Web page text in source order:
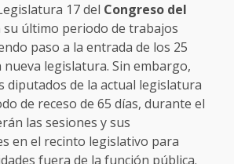
17 del Congreso del
su último periodo de trabajos
paso a la entrada de los 25
legislatura. Sin embargo,
diputados de la actual legislatura
de receso de 65 días, durante el
las sesiones y sus
en el recinto legislativo para
fuera de la función pública.